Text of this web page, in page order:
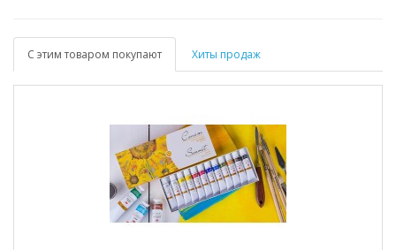
С этим товаром покупают Хиты продаж